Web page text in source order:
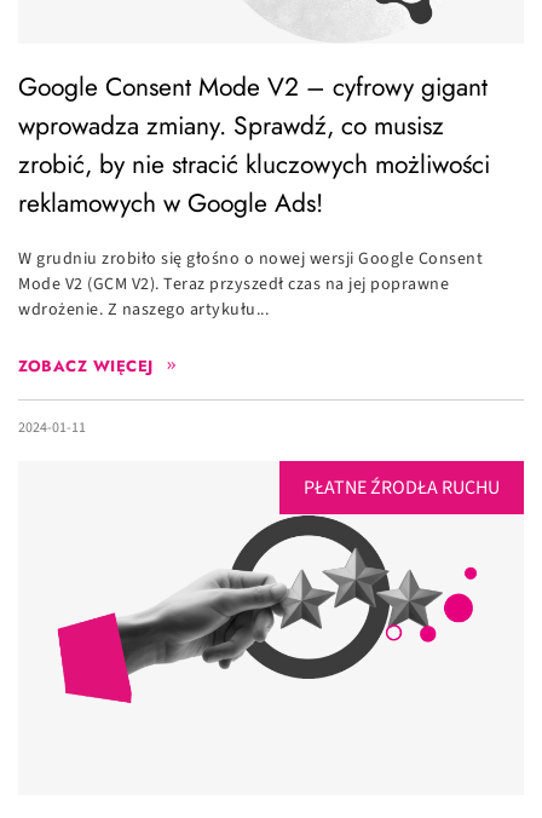
Google Consent Mode V2 – cyfrowy gigant
wprowadza zmiany. Sprawdź, co musisz
zrobić, by nie stracić kluczowych możliwości
reklamowych w Google Ads!
W grudniu zrobiło się głośno o nowej wersji Google Consent
Mode V2 (GCM V2). Teraz przyszedł czas na jej poprawne
wdrożenie. Z naszego artykułu...
ZOBACZ WIĘCEJ
2024-01-11
PŁATNE ŹRODŁA RUCHU